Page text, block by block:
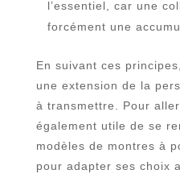
l’essentiel, car une
forcément une
En suivant ces
une extension de la
à transmettre. Pour
également utile de se
modèles de montres à
pour adapter ses choix